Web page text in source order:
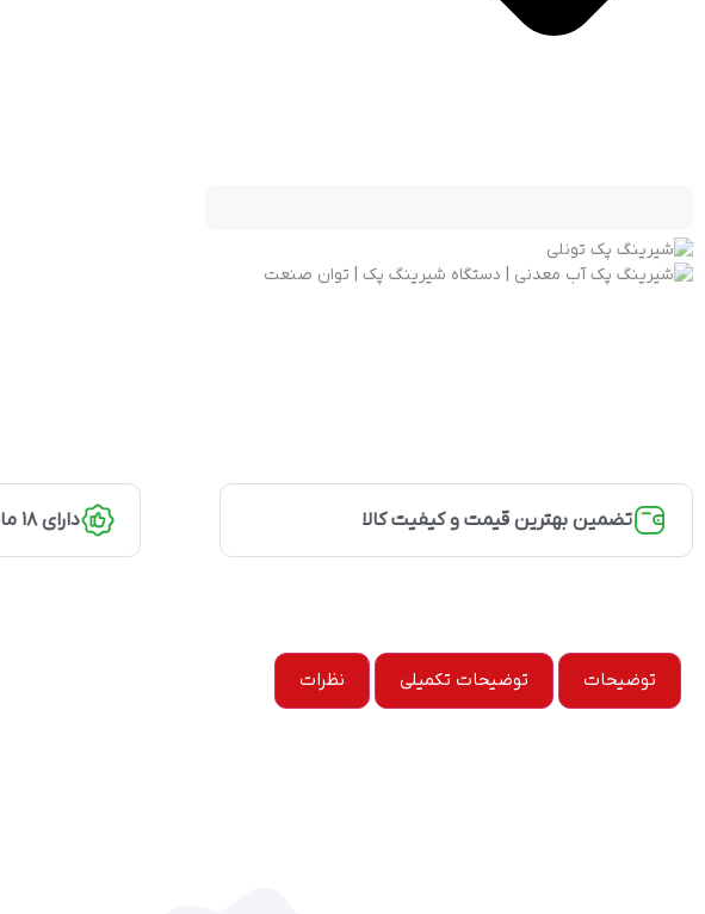
تضمین بهترین قیمت و کیفیت کالا دارای 18 ماه گارانتی و 10 سال خدمات پس از فروش
توضیحات توضیحات تکمیلی نظرات